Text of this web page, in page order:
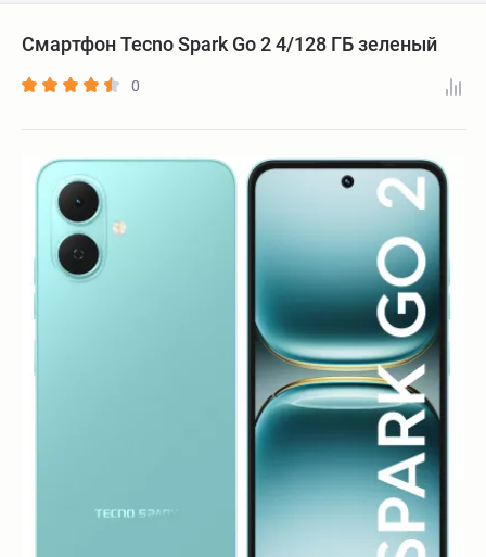
Смартфон Tecno Spark Go 2 4/128 ГБ зеленый
0